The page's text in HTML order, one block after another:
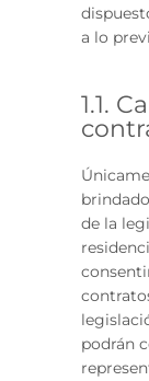
a lo
1.1.
de la
podrán